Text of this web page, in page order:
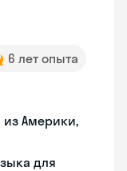
6 лет опыта
из Америки,
для